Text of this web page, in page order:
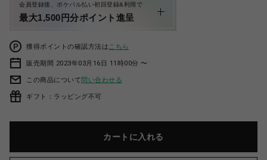
会員登録後、ポケパル払い初回登録&利用で
最大1,500円分ポイント進呈
獲得ポイントの確認方法は こちら
販売期間 2023年03月16日 11時00分 〜
この商品について問い合わせる
ギフト：ラッピング不可
カートに入れる